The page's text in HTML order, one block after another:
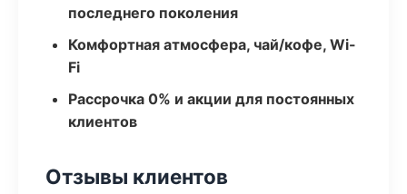
последнего поколения
Комфортная атмосфера, чай/кофе, Wi-
Fi
Рассрочка 0% и акции для постоянных
клиентов
Отзывы клиентов